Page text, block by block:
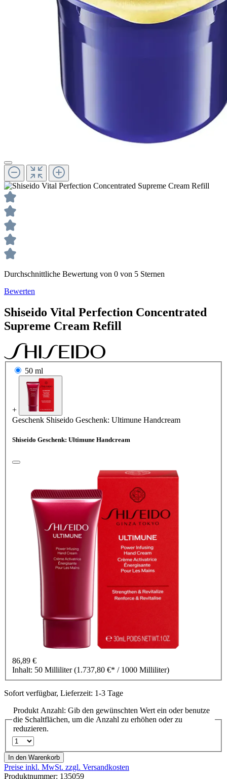
Durchschnittliche Bewertung von 0 von 5 Sternen
Bewerten
Shiseido Vital Perfection Concentrated
Supreme Cream Refill
50 ml
+
Geschenk Shiseido Geschenk: Ultimune Handcream
Shiseido Geschenk: Ultimune Handcream
86,89 €
Inhalt: 50 Milliliter(1.737,80 €* / 1000 Milliliter)
Sofort verfügbar, Lieferzeit: 1-3 Tage
Produkt Anzahl: Gib den gewünschten Wert ein oder benutze
die Schaltflächen, um die Anzahl zu erhöhen oder zu
reduzieren.
In den Warenkorb
Preise inkl. MwSt. zzgl. Versandkosten
Produktnummer: 135059